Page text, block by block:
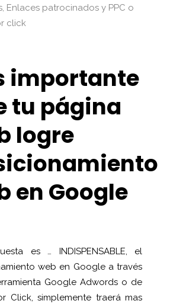
Enlaces patrocinados y PPC o
click
importante
tu página
logre
en Google
es … INDISPENSABLE, el
web en Google a través
Google Adwords o de
Click, simplemente traerá mas